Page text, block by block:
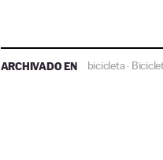
ARCHIVADO EN bicicleta·